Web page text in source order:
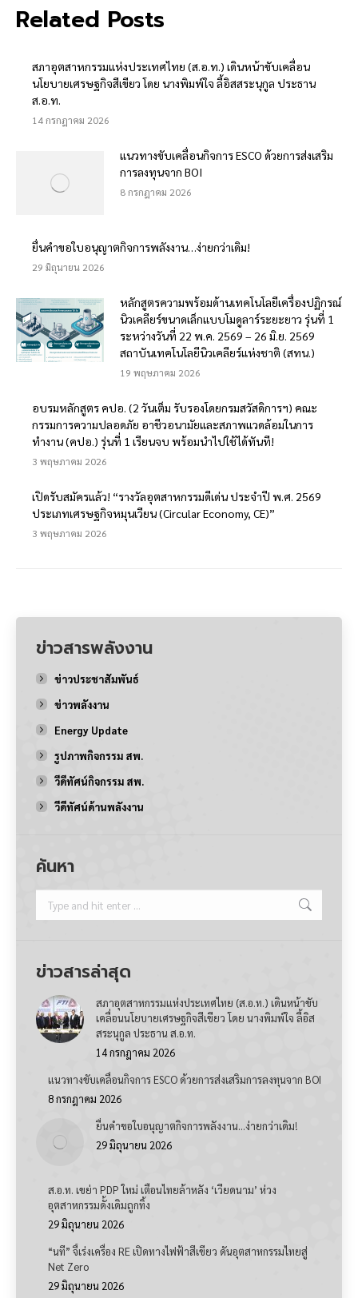
Related Posts
สภาอุตสาหกรรมแห่งประเทศไทย (ส.อ.ท.) เดินหน้าขับเคลื่อน
นโยบายเศรษฐกิจสีเขียว โดย นางพิมพ์ใจ ลี้อิสสระนุกูล ประธาน
ส.อ.ท.
14 กรกฎาคม 2026
แนวทางขับเคลื่อนกิจการ ESCO ด้วยการส่งเสริม
การลงทุนจาก BOI
8 กรกฎาคม 2026
ยื่นคำขอใบอนุญาตกิจการพลังงาน…ง่ายกว่าเดิม!
29 มิถุนายน 2026
หลักสูตรความพร้อมด้านเทคโนโลยีเครื่องปฏิกรณ์
นิวเคลียร์ขนาดเล็กแบบโมดูลาร์ระยะยาว รุ่นที่ 1
ระหว่างวันที่ 22 พ.ค. 2569 – 26 มิ.ย. 2569
สถาบันเทคโนโลยีนิวเคลียร์แห่งชาติ (สทน.)
19 พฤษภาคม 2026
อบรมหลักสูตร คปอ. (2 วันเต็ม รับรองโดยกรมสวัสดิการฯ) คณะ
กรรมการความปลอดภัย อาชีวอนามัยและสภาพแวดล้อมในการ
ทำงาน (คปอ.) รุ่นที่ 1 เรียนจบ พร้อมนำไปใช้ได้ทันที!
3 พฤษภาคม 2026
เปิดรับสมัครแล้ว! “รางวัลอุตสาหกรรมดีเด่น ประจำปี พ.ศ. 2569
ประเภทเศรษฐกิจหมุนเวียน (Circular Economy, CE)”
3 พฤษภาคม 2026
ข่าวสารพลังงาน
ข่าวประชาสัมพันธ์
ข่าวพลังงาน
Energy Update
รูปภาพกิจกรรม สพ.
วีดีทัศน์กิจกรรม สพ.
วีดีทัศน์ด้านพลังงาน
ค้นหา
ข่าวสารล่าสุด
สภาอุตสาหกรรมแห่งประเทศไทย (ส.อ.ท.) เดินหน้าขับ
เคลื่อนนโยบายเศรษฐกิจสีเขียว โดย นางพิมพ์ใจ ลี้อิส
สระนุกูล ประธาน ส.อ.ท.
14 กรกฎาคม 2026
แนวทางขับเคลื่อนกิจการ ESCO ด้วยการส่งเสริมการลงทุนจาก BOI
8 กรกฎาคม 2026
ยื่นคำขอใบอนุญาตกิจการพลังงาน…ง่ายกว่าเดิม!
29 มิถุนายน 2026
ส.อ.ท. เขย่า PDP ใหม่ เตือนไทยล้าหลัง ‘เวียดนาม’ ห่วง
อุตสาหกรรมดั้งเดิมถูกทิ้ง
29 มิถุนายน 2026
“นที” จี้เร่งเครื่อง RE เปิดทางไฟฟ้าสีเขียว ดันอุตสาหกรรมไทยสู่
Net Zero
29 มิถุนายน 2026